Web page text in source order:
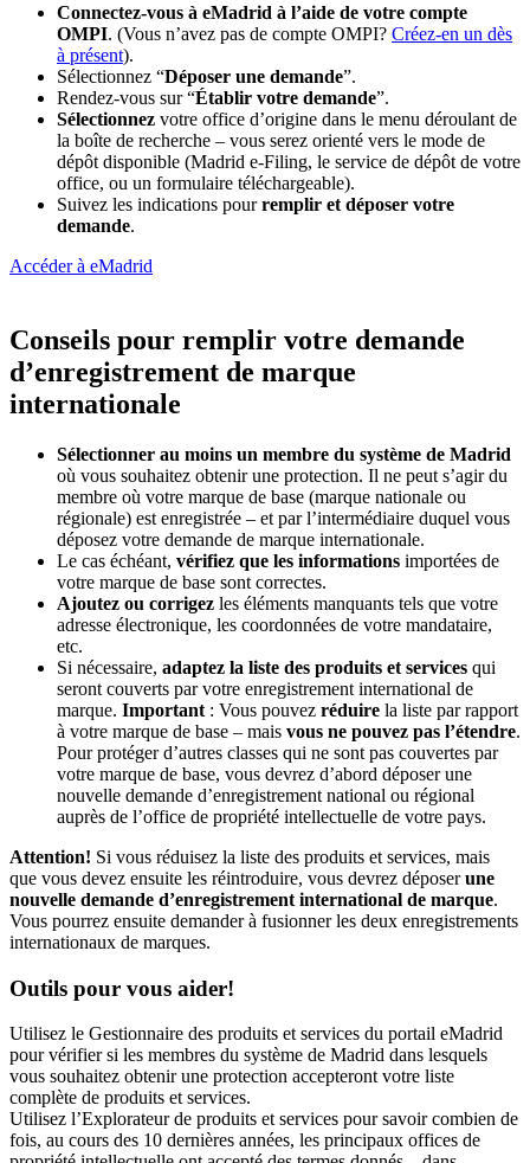
Connectez-vous à eMadrid à l’aide de votre compte
OMPI. (Vous n’avez pas de compte OMPI? Créez-en un dès
à présent).
Sélectionnez “Déposer une demande”.
Rendez-vous sur “Établir votre demande”.
Sélectionnez votre office d’origine dans le menu déroulant de
la boîte de recherche – vous serez orienté vers le mode de
dépôt disponible (Madrid e-Filing, le service de dépôt de votre
office, ou un formulaire téléchargeable).
Suivez les indications pourremplir et déposer votre
demande.
Accéder à eMadrid
Conseils pour remplir votre demande
d’enregistrement de marque
internationale
Sélectionner au moins un membre du système de Madrid
où vous souhaitez obtenir une protection. Il ne peut s’agir du
membre où votre marque de base (marque nationale ou
régionale) est enregistrée – et par l’intermédiaire duquel vous
déposez votre demande de marque internationale.
Le cas échéant, vérifiez que les informations importées de
votre marque de base sont correctes.
Ajoutez ou corrigez les éléments manquants tels que votre
adresse électronique, les coordonnées de votre mandataire,
etc.
Si nécessaire, adaptez la liste des produits et services qui
seront couverts par votre enregistrement international de
marque. Important : Vous pouvez réduire la liste par rapport
à votre marque de base – mais vous ne pouvez pas l’étendre.
Pour protéger d’autres classes qui ne sont pas couvertes par
votre marque de base, vous devrez d’abord déposer une
nouvelle demande d’enregistrement national ou régional
auprès de l’office de propriété intellectuelle de votre pays.
Attention! Si vous réduisez la liste des produits et services, mais
que vous devez ensuite les réintroduire, vous devrez déposerune
nouvelle demande d’enregistrement international de marque.
Vous pourrez ensuite demander à fusionner les deux enregistrements
internationaux de marques.
Outils pour vous aider!
Utilisez le Gestionnaire des produits et services du portail eMadrid
pour vérifier si les membres du système de Madrid dans lesquels
vous souhaitez obtenir une protection accepteront votre liste
complète de produits et services.
Utilisez l’Explorateur de produits et services pour savoir combien de
fois, au cours des 10 dernières années, les principaux offices de